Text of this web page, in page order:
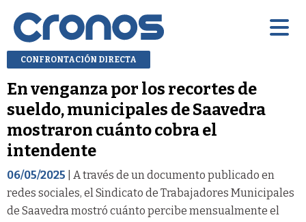
CONFRONTACIÓN DIRECTA
En venganza por los recortes de
sueldo, municipales de Saavedra
mostraron cuánto cobra el
intendente
06/05/2025 | A través de un documento publicado en
redes sociales, el Sindicato de Trabajadores Municipales
de Saavedra mostró cuánto percibe mensualmente el